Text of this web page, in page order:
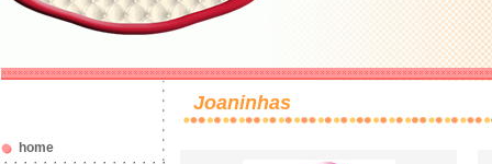
home
Joaninhas